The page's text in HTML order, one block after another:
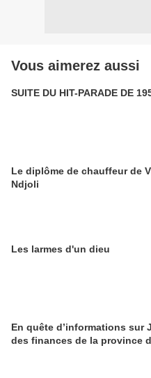
Vous aimerez aussi
SUITE DU HIT-PARADE DE
Le diplôme de chauffeur de
Ndjoli
Les larmes d'un dieu
En quête d’informations sur
des finances de la province